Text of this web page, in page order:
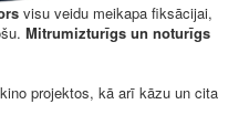
visu veidu meikapa fiksācijai,
Mitrumizturīgs un noturīgs
projektos, kā arī kāzu un cita